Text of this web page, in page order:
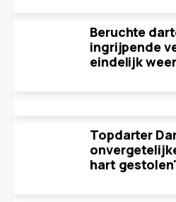
Beruchte
ingrijpende
eindelijk
Topdarter
hart gestolen'